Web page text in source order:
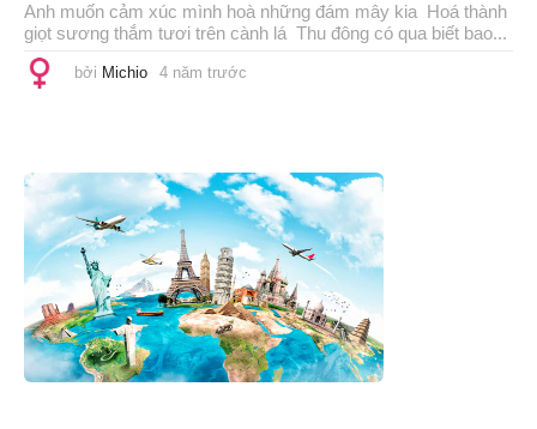
Anh muốn cảm xúc mình hoà những đám mây kia Hoá thành
giọt sương thắm tươi trên cành lá Thu đông có qua biết bao...
bởi Michio 4 năm trước
ư
ớ
c